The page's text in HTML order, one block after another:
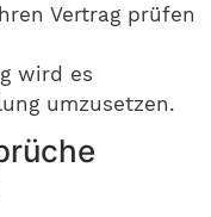
Vertrag prüfen
wird es
umzusetzen.